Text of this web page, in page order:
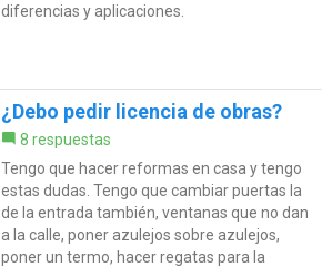
diferencias y aplicaciones.
¿Debo pedir licencia de obras?
8 respuestas
Tengo que hacer reformas en casa y tengo
estas dudas. Tengo que cambiar puertas la
de la entrada también, ventanas que no dan
a la calle, poner azulejos sobre azulejos,
poner un termo, hacer regatas para la